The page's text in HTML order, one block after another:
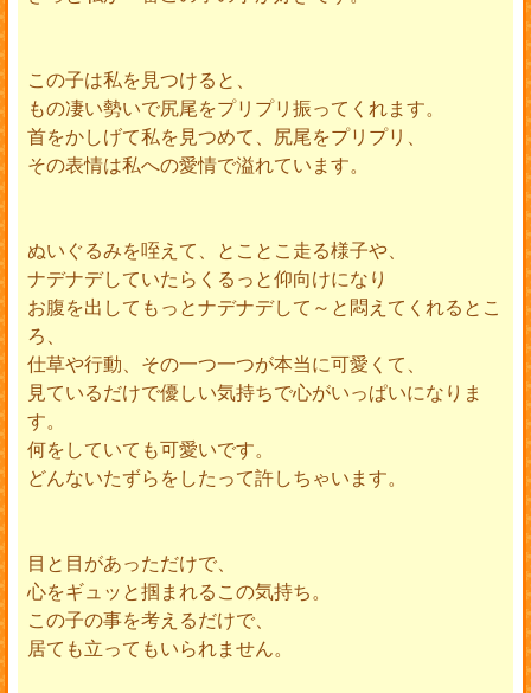
この子は私を見つけると、
もの凄い勢いで尻尾をプリプリ振ってくれます。
首をかしげて私を見つめて、尻尾をプリプリ、
その表情は私への愛情で溢れています。
ぬいぐるみを咥えて、とことこ走る様子や、
ナデナデしていたらくるっと仰向けになり
お腹を出してもっとナデナデして～と悶えてくれるとこ
ろ、
仕草や行動、その一つ一つが本当に可愛くて、
見ているだけで優しい気持ちで心がいっぱいになりま
す。
何をしていても可愛いです。
どんないたずらをしたって許しちゃいます。
目と目があっただけで、
心をギュッと掴まれるこの気持ち。
この子の事を考えるだけで、
居ても立ってもいられません。